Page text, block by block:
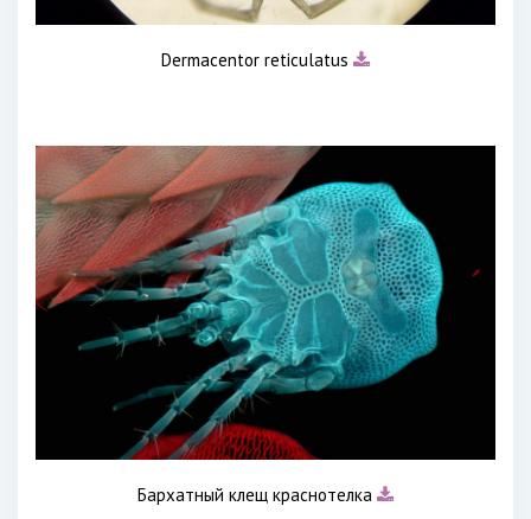
Dermacentor reticulatus
Бархатный клещ краснотелка